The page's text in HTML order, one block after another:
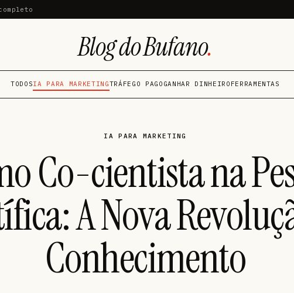
Blog do Bufano.
TODOSIA PARA MARKETINGTRÁFEGO PAGO GANHAR DINHEIRO FERRAMENTAS
IA PARA MARKETING
Co-cientista na
A Nova
Conhecimento